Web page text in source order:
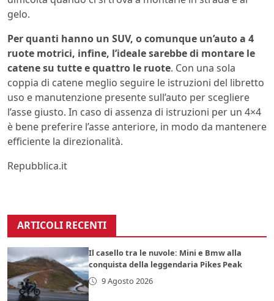
gelo.
Per quanti hanno un SUV, o comunque un’auto a 4
ruote motrici, infine, l’ideale sarebbe di montare le
catene su tutte e quattro le ruote. Con una sola
coppia di catene meglio seguire le istruzioni del libretto
uso e manutenzione presente sull’auto per scegliere
l’asse giusto. In caso di assenza di istruzioni per un 4×4
è bene preferire l’asse anteriore, in modo da mantenere
efficiente la direzionalità.
Repubblica.it
ARTICOLI RECENTI
Il casello tra le nuvole: Mini e Bmw alla
conquista della leggendaria Pikes Peak
9 Agosto 2026